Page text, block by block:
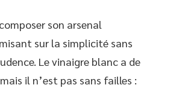
son arsenal
sur la simplicité sans
Le vinaigre blanc a de
il n’est pas sans failles :